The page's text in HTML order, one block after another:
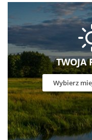
TWOJA
Wybierz